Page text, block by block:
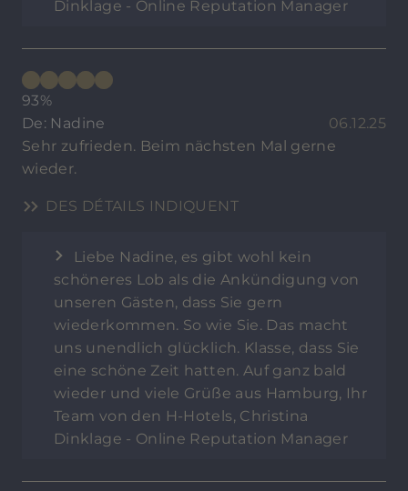
Dinklage - Online Reputation Manager
93%
De: Nadine
06.12.25
Sehr zufrieden. Beim nächsten Mal gerne
wieder.
DES DÉTAILS INDIQUENT
Liebe Nadine, es gibt wohl kein
schöneres Lob als die Ankündigung von
unseren Gästen, dass Sie gern
wiederkommen. So wie Sie. Das macht
uns unendlich glücklich. Klasse, dass Sie
eine schöne Zeit hatten. Auf ganz bald
wieder und viele Grüße aus Hamburg, Ihr
Team von den H-Hotels, Christina
Dinklage - Online Reputation Manager